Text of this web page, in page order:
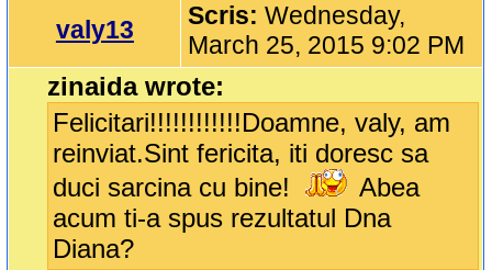
valy13 Scris:Wednesday,
March 25, 2015 9:02 PM
zinaida wrote:
Felicitari!!!!!!!!!!!!Doamne, valy, am
reinviat.Sint fericita, iti doresc sa
duci sarcina cu bine!
Abea
acum ti-a spus rezultatul Dna
Diana?